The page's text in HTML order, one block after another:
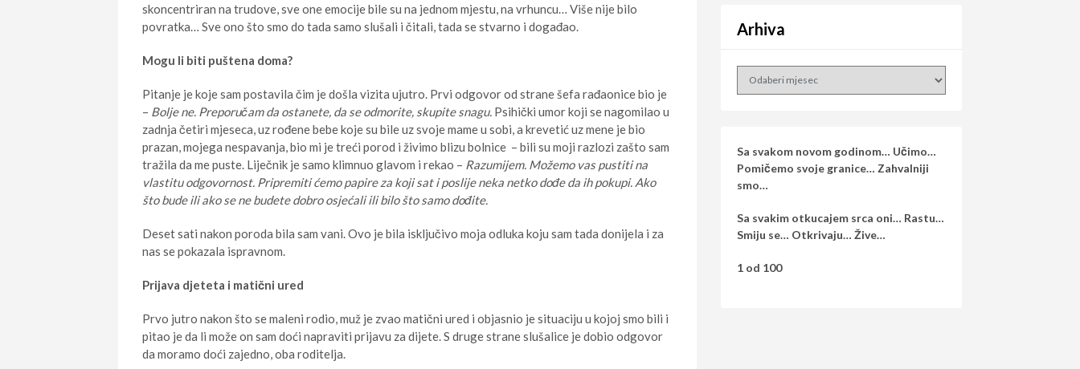
skoncentriran na trudove, sve one emocije bile su na jednom mjestu, na vrhuncu… Više nije bilo
povratka… Sve ono što smo do tada samo slušali i čitali, tada se stvarno i događao.
Mogu li biti puštena doma?
Pitanje je koje sam postavila čim je došla vizita ujutro. Prvi odgovor od strane šefa rađaonice bio je
– Bolje ne. Preporučam da ostanete, da se odmorite, skupite snagu. Psihički umor koji se nagomilao u
zadnja četiri mjeseca, uz rođene bebe koje su bile uz svoje mame u sobi, a krevetić uz mene je bio
prazan, mojega nespavanja, bio mi je treći porod i živimo blizu bolnice – bili su moji razlozi zašto sam
tražila da me puste. Liječnik je samo klimnuo glavom i rekao – Razumijem. Možemo vas pustiti na
vlastitu odgovornost. Pripremiti ćemo papire za koji sat i poslije neka netko dođe da ih pokupi. Ako
što bude ili ako se ne budete dobro osjećali ili bilo što samo dođite.
Deset sati nakon poroda bila sam vani. Ovo je bila isključivo moja odluka koju sam tada donijela i za
nas se pokazala ispravnom.
Prijava djeteta i matični ured
Prvo jutro nakon što se maleni rodio, muž je zvao matični ured i objasnio je situaciju u kojoj smo bili i
pitao je da li može on sam doći napraviti prijavu za dijete. S druge strane slušalice je dobio odgovor
da moramo doći zajedno, oba roditelja.
Arhiva
Arhiva
Sa svakom novom godinom… Učimo…
Pomičemo svoje granice… Zahvalniji
smo…
Sa svakim otkucajem srca oni… Rastu…
Smiju se… Otkrivaju… Žive…
1 od 100